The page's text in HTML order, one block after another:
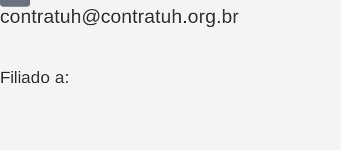
contratuh@contratuh.org.br
Filiado a: